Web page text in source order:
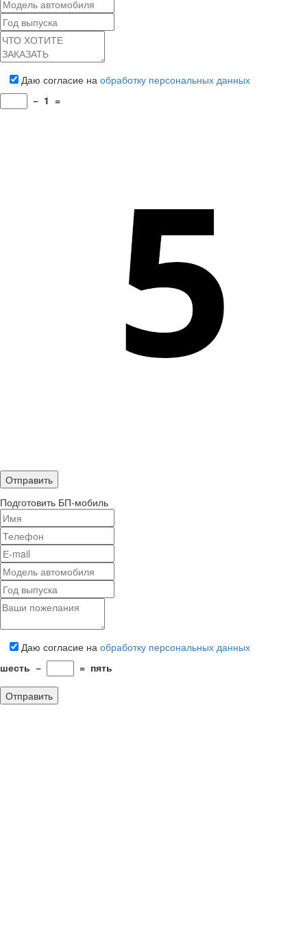
Даю согласие на обработку персональных данных
− 1 =
Подготовить БП-мобиль
Даю согласие на обработку персональных данных
шесть − = пять